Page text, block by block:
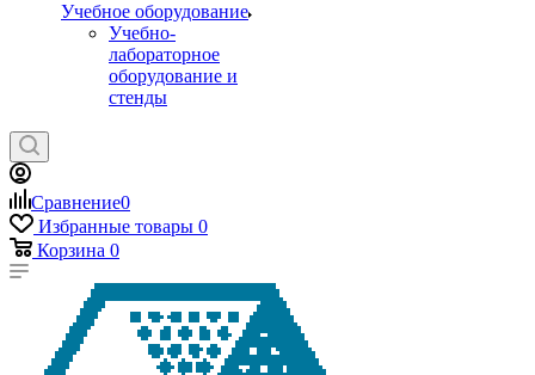
Учебное оборудование
Учебно-
лабораторное
оборудование и
стенды
Сравнение0
Избранные товары 0
Корзина 0